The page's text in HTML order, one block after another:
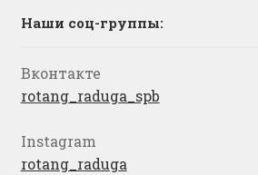
Наши соц-группы:
Вконтакте
rotang_raduga_spb
Instagram
rotang_raduga